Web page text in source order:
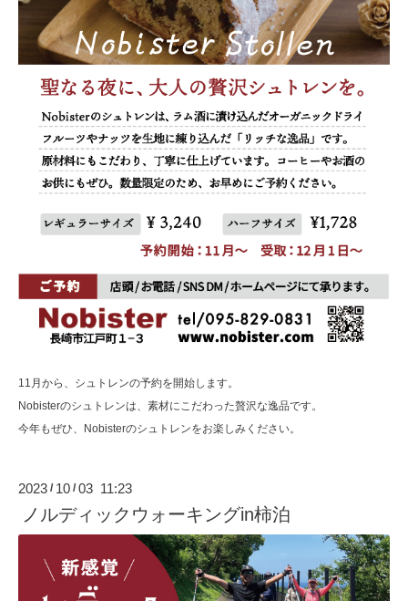
11月から、シュトレンの予約を開始します。
Nobisterのシュトレンは、素材にこだわった贅沢な逸品です。
今年もぜひ、Nobisterのシュトレンをお楽しみください。
2023 / 10 /03 11:23
ノルディックウォーキングin柿泊